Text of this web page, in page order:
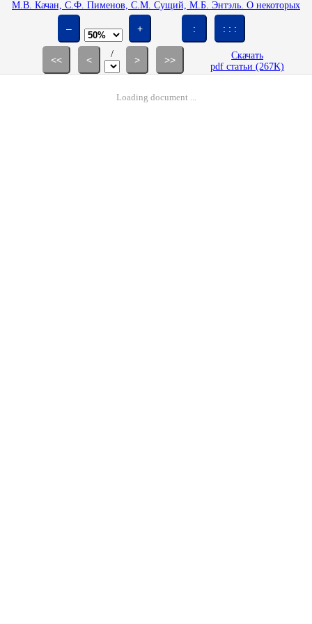
М.В. Качан, С.Ф. Пименов, С.М. Сущий, М.Б. Энтэль. О некоторых
автомодельных решениях уравнения Лейбензона // Изв. АН СССР.
МЖГ. 1991. № 5. С. 145-150.
– + : : : :
<< <
/
> >>
Скачать
pdf статьи (267K)
Loading document ...